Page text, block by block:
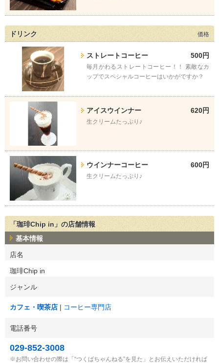
ドリンク 価格
ストレートコーヒー 500円
毎月かわるストレートコーヒー！！ 素敵なカ
ップでスペシャルコーヒーはいかがですか？
アイスウインナー 620円
生クリームたっぷり♪
ウインナーコーヒー 600円
生クリームたっぷり♪
「珈琲Chip in」の店舗情報
基本情報
店名
珈琲Chip in
ジャンル
カフェ・喫茶店 コーヒー専門店
電話番号
029-852-3008
お問い合わせの際は「“つくばちゃんねる”を見た」とお伝えいただければ